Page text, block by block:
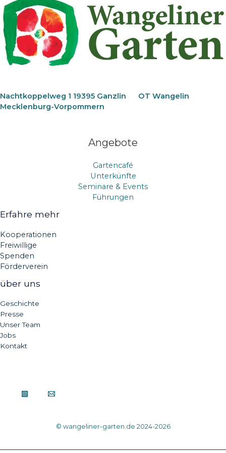
Nachtkoppelweg 1 19395 Ganzlin OT Wangelin
Mecklenburg-Vorpommern
Angebote
Gartencafé
Unterkünfte
Seminare & Events
Führungen
Erfahre mehr
Kooperationen
Freiwillige
Spenden
Förderverein
über uns
Geschichte
Presse
Unser Team
Jobs
Kontakt
© wangeliner-garten.de 2024-2026